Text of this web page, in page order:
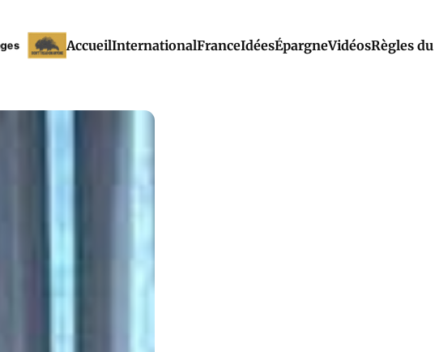
AccueilInternationalFranceIdéesÉpargneVidéosRègles du